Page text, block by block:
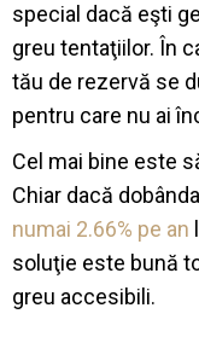
special dacă eşti
greu tentaţiilor. În
tău de rezervă se
pentru care nu ai
Cel mai bine este
Chiar dacă
numai 2.66% pe an
soluţie este bună
greu accesibili.